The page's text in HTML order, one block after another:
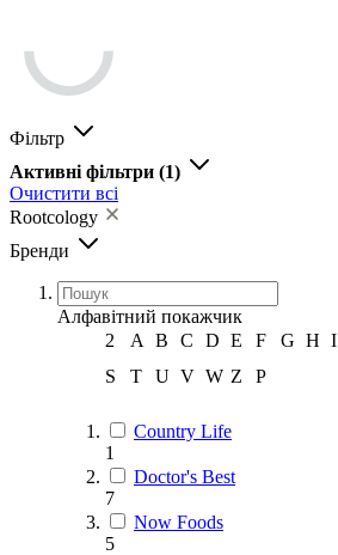
Фільтр
Активні фільтри (1)
Очистити всі
Rootcology
Бренди
Алфавітний покажчик
2
A B C D E F G H I
S
T U V W Z Р
Country Life
1
Doctor's Best
7
Now Foods
5